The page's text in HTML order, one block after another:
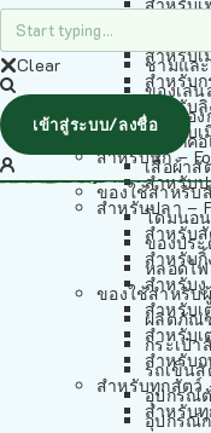
ทรายแ
ห้องน้ำ
ชามแล
ของเล่น
วัสดุรอง
ปลอก
เสื้อผ้าสั
ของใช้สำหรับ
โดมนอ
ของปร
หลอดไ
ของใช้สำหรับ
ผลิตภัณ
กระเป๋า
รถเข็นสั
อุปกรณ์
อุปกรณ์
สำหรับ
สำหรับเ
สำหรับ
สำหรับ
สำหรับเ
สำหรับนก –
สำหรับ
สำหรับปลา –
สำหรับ
สำหรับกิ้
สำหรับงู
สำหรับ
สำหรับ
สำหรับก
สำหรับทุกสัต
สำหรับ
Clear
เข้าสู่ระบบ/ลงชื่อ